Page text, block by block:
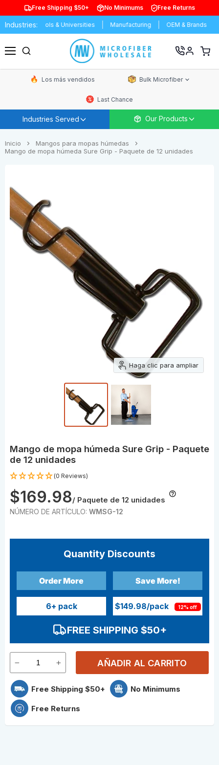
Free Shipping $50+ No Minimums Free Returns
Industries:Schools & Universities Manufacturing OEM & Brands
Ver
Los más vendidos Bulk Microfiber
Last Chance
Industries Served Our Products
Inicio
Mangos para mopas húmedas
Mango de mopa húmeda Sure Grip - Paquete de 12 unidades
Haga clic para ampliar
Mango de mopa húmeda Sure Grip - Paquete
de 12 unidades
(0 Reviews)
$169.98/ Paquete de 12 unidades
NÚMERO DE ARTÍCULO: WMSG-12
Quantity Discounts
Order More
6+ pack
Save More!
$149.98/pack 12% off
FREE SHIPPING $50+
AÑADIR AL CARRITO
Free Shipping $50+ No Minimums
Free Returns